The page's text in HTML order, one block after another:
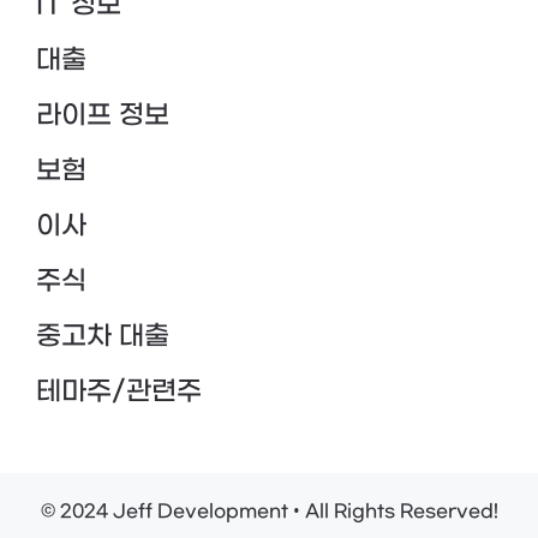
대출
라이프 정보
보험
이사
주식
중고차 대출
테마주/관련주
© 2024 Jeff Development • All Rights Reserved!